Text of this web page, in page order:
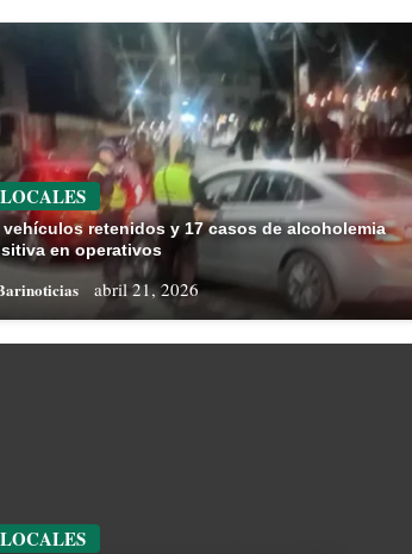
LOCALES
vehículos retenidos y 17 casos de alcoholemia
en operativos
abril 21, 2026
LOCALES